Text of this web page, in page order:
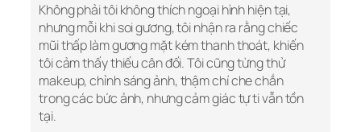
Không phải tôi không thích ngoại hình hiện tại,
nhưng mỗi khi soi gương, tôi nhận ra rằng chiếc
mũi thấp làm gương mặt kém thanh thoát, khiến
tôi cảm thấy thiếu cân đối. Tôi cũng từng thử
makeup, chỉnh sáng ảnh, thậm chí che chắn
trong các bức ảnh, nhưng cảm giác tự ti vẫn tồn
tại.